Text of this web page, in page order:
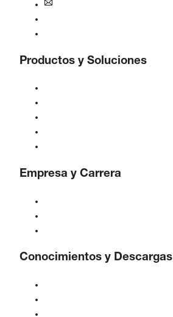
Productos y Soluciones
Empresa y Carrera
Conocimientos y Descargas